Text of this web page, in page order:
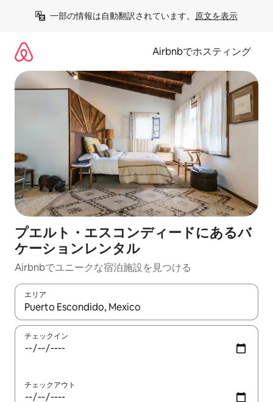
一部の情報は自動翻訳されています。 原文を表示
Airbnbでホスティング
プエルト・エスコンディードにあるバ
ケーションレンタル
Airbnbでユニークな宿泊施設を見つける
エリア
検索結果が表示されたら、上下の矢印キーを使って移動するか
チェックイン
チェックアウト